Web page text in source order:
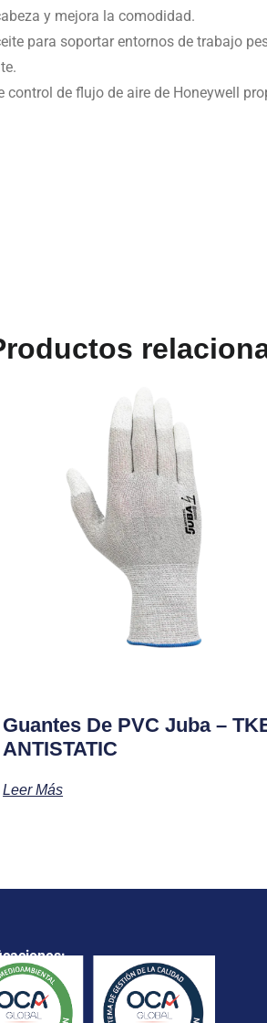
y mejora la comodidad.
para soportar entornos de trabajo
control de flujo de aire de Honeywell
Guantes De PVC Juba –
ANTISTATIC
Leer Más